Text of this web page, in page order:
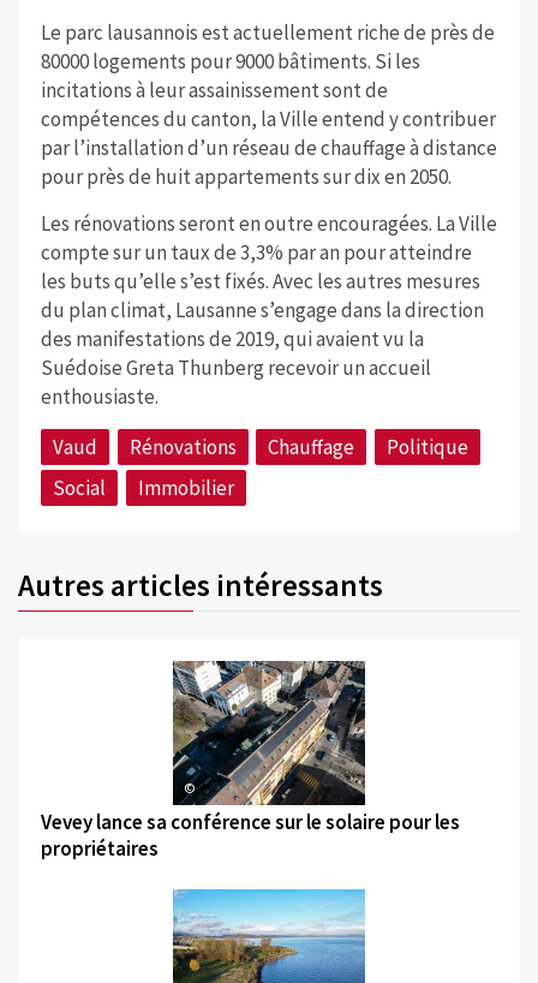
Le parc lausannois est actuellement riche de près de
80000 logements pour 9000 bâtiments. Si les
incitations à leur assainissement sont de
compétences du canton, la Ville entend y contribuer
par l’installation d’un réseau de chauffage à distance
pour près de huit appartements sur dix en 2050.
Les rénovations seront en outre encouragées. La Ville
compte sur un taux de 3,3% par an pour atteindre
les buts qu’elle s’est fixés. Avec les autres mesures
du plan climat, Lausanne s’engage dans la direction
des manifestations de 2019, qui avaient vu la
Suédoise Greta Thunberg recevoir un accueil
enthousiaste.
Vaud
Rénovations Chauffage
Politique
Social
Immobilier
Autres articles intéressants
©
Vevey lance sa conférence sur le solaire pour les
propriétaires